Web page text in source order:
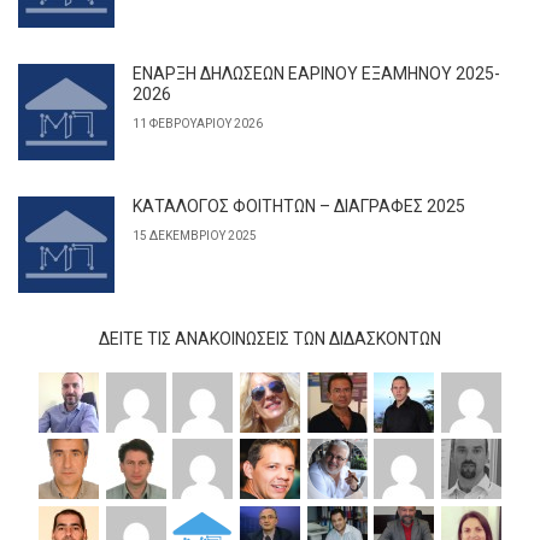
ΕΝΑΡΞΗ ΔΗΛΩΣΕΩΝ ΕΑΡΙΝΟΥ ΕΞΑΜΗΝΟΥ 2025-
2026
11 ΦΕΒΡΟΥΑΡΊΟΥ 2026
ΚΑΤΑΛΟΓΟΣ ΦΟΙΤΗΤΩΝ – ΔΙΑΓΡΑΦΕΣ 2025
15 ΔΕΚΕΜΒΡΊΟΥ 2025
ΔΕΊΤΕ ΤΙΣ ΑΝΑΚΟΙΝΏΣΕΙΣ ΤΩΝ ΔΙΔΆΣΚΟΝΤΩΝ